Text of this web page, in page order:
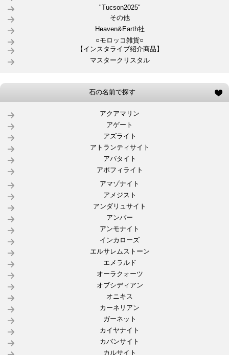
"Tucson2025"
その他
Heaven&Earth社
○モロッコ雑貨○
【インスタライブ紹介商品】
マスタークリスタル
石の名前で探す
アクアマリン
アゲート
アズライト
アトランティサイト
アパタイト
アポフィライト
アマゾナイト
アメジスト
アンダリュサイト
アンバー
アンモナイト
インカローズ
エルサレムストーン
エメラルド
オーラクォーツ
オブシディアン
オニキス
カーネリアン
ガーネット
カイヤナイト
カバンサイト
カルサイト